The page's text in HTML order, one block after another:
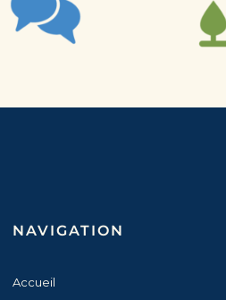
NAVIGATION
Accueil